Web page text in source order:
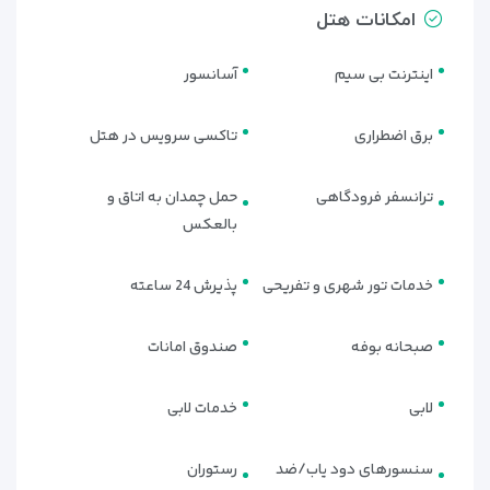
🛏 انواع اتاق‌های هتل نوا پلازا
کریستال استانبول | انتخابی متنوع
هتل نوا پلازا کریستال استانبول (Nova Plaza Crystal Hotel
امکانات هتل
اینترنت بی سیم آسانسور
برق اضطراری تاکسی سرویس در هتل
ترانسفر فرودگاهی
حمل چمدان به اتاق و
بالعکس
خدمات تور شهری و تفریحی پذیرش 24 ساعته
صبحانه بوفه صندوق امانات
لابی خدمات لابی
سنسورهای دود یاب/ضد
رستوران